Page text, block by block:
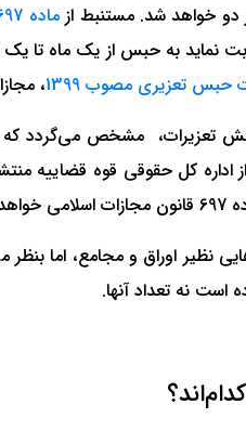
خواهد شد. مستنبط ازماده 697 قانون مجازات اسلامی بخش تعزیرات
،
اسلامی بخش تعزیرات، مشخص
شماره 78524 مورخ 07-11-1382 که از
نظیر اوراق و مجامع،
است نه تعداد آنها.